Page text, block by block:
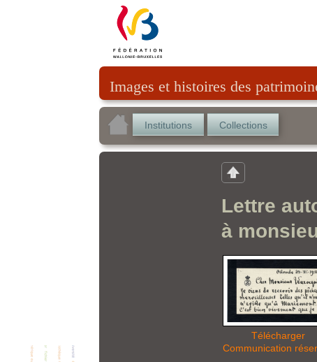
Images et histoires des
Institutions Collections
Lettre
à
Télécharger
Communication